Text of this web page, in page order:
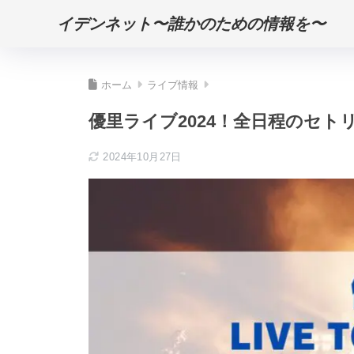
イデンネット〜誰かのための情報を〜
ホーム ライブ情報
優里ライブ2024！全日程のセト
2024年10月27日